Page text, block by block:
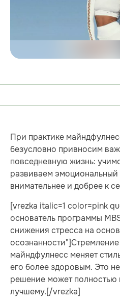
При практике
безусловно привносим
повседневную жизнь:
развиваем эмоциональный
внимательнее и добрее к
[vrezka italic=1 color=pink
основатель программы
снижения стресса на
майндфулнесс меняет
его более здоровым. Это
решение может полностью
лучшему.[/vrezka]